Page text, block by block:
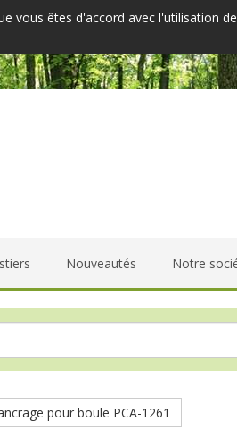
vous êtes d'accord avec l'utilisation
Nouveautés Notre
pour boule PCA-1261